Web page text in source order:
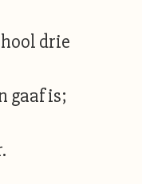
drie
gaaf is;